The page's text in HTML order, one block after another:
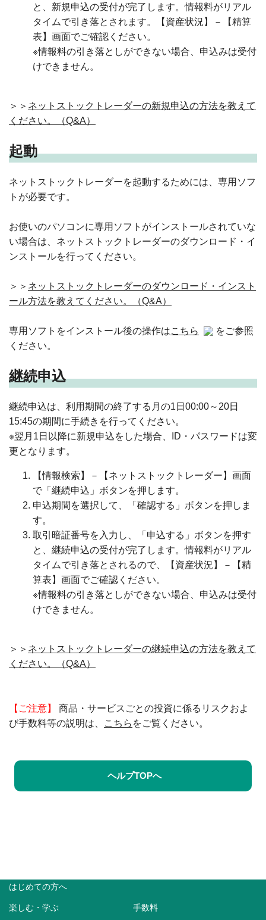
と、新規申込の受付が完了します。情報料がリアル
タイムで引き落とされます。【資産状況】－【精算
表】画面でご確認ください。
※情報料の引き落としができない場合、申込みは受付
けできません。
＞＞ ネットストックトレーダーの新規申込の方法を教えて
ください。（Q&A）
起動
ネットストックトレーダーを起動するためには、専用ソフ
トが必要です。
お使いのパソコンに専用ソフトがインストールされていな
い場合は、ネットストックトレーダーのダウンロード・イ
ンストールを行ってください。
＞＞ ネットストックトレーダーのダウンロード・インスト
ール方法を教えてください。（Q&A）
専用ソフトをインストール後の操作はこちら
をご参照
ください。
継続申込
継続申込は、利用期間の終了する月の1日00:00～20日
15:45の期間に手続きを行ってください。
※翌月1日以降に新規申込をした場合、ID・パスワードは変
更となります。
【情報検索】－【ネットストックトレーダー】画面
で「継続申込」ボタンを押します。
申込期間を選択して、「確認する」ボタンを押しま
す。
取引暗証番号を入力し、「申込する」ボタンを押す
と、継続申込の受付が完了します。情報料がリアル
タイムで引き落とされるので、【資産状況】－【精
算表】画面でご確認ください。
※情報料の引き落としができない場合、申込みは受付
けできません。
＞＞ ネットストックトレーダーの継続申込の方法を教えて
ください。（Q&A）
【ご注意】
商品・サービスごとの投資に係るリスクおよ
び手数料等の説明は、
こちら をご覧ください。
ヘルプTOPへ
はじめての方へ
楽しむ・学ぶ 手数料